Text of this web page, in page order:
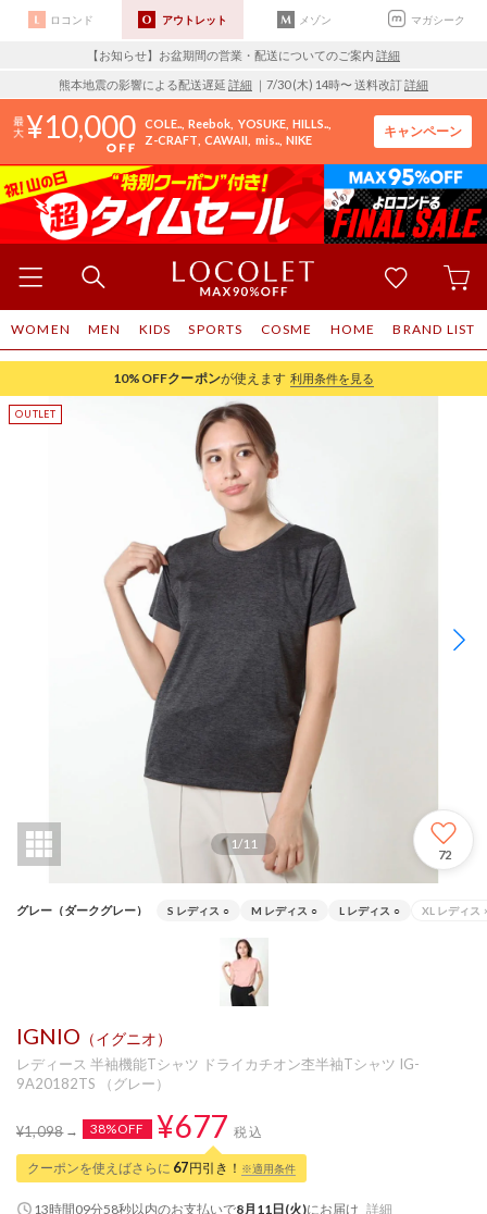
ロコンド アウトレット メゾン マガシーク
【お知らせ】お盆期間の営業・配送についてのご案内 詳細
熊本地震の影響による配送遅延 詳細 ｜7/30 (木) 14時〜 送料改訂詳細
10,000 COLE.. Reebok YOSUKE HILLS..
Z-CRAFT CAWAII mis.. NIKE
キャンペーン
WOMEN MEN KIDS SPORTS COSME HOME BRAND LIST
10%OFFクーポンが使えます 利用条件を見る
1/11
72
グレー（ダークグレー） S レディス ○ M レディス ○ L レディス ○ XL レディス
IGNIO （イグニオ）
レディース 半袖機能Tシャツ ドライカチオン杢半袖Tシャツ IG-
9A20182TS （グレー）
¥1,098 38%OFF ¥677 税込
クーポンを使えばさらに 67円引き！ ※適用条件
13時間09分58秒以内のお支払いで8月11日(火)にお届け 詳細